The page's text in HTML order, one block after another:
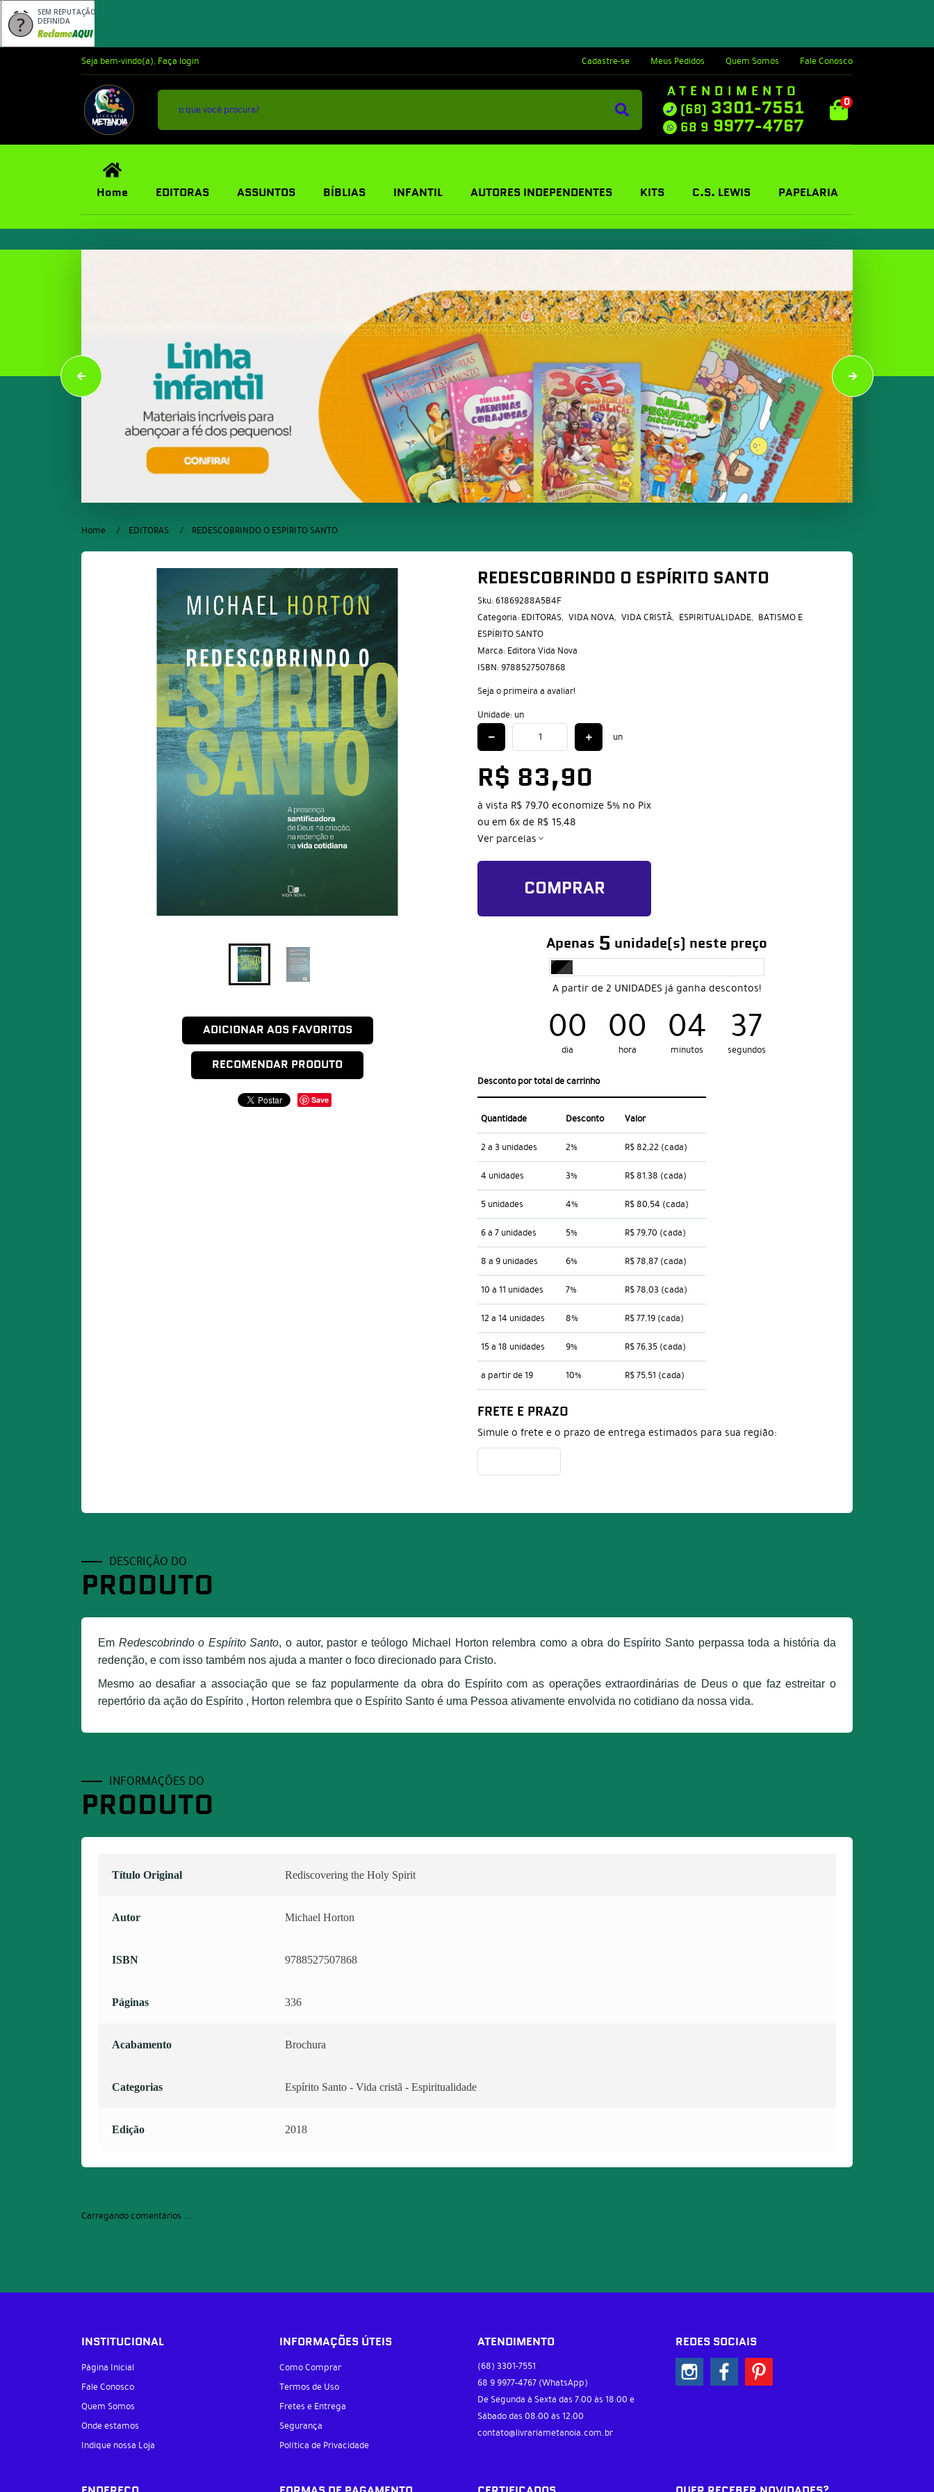
SEM REPUTAÇÃO
DEFINIDA
Seja bem-vindo(a), Faça login Cadastre-se Meus Pedidos Quem Somos Fale Conosco
ATENDIMENTO
(68) 3301-7551
68 9 9977-4767
0
Home EDITORAS ASSUNTOS BÍBLIAS INFANTIL AUTORES INDEPENDENTES KITS C.S. LEWIS PAPELARIA
Home EDITORAS REDESCOBRINDO O ESPÍRITO SANTO
ADICIONAR AOS FAVORITOS
RECOMENDAR PRODUTO
Save
REDESCOBRINDO O ESPÍRITO SANTO
Sku: 61869288A5B4F
Categoria: EDITORAS VIDA NOVA VIDA CRISTÃ ESPIRITUALIDADE BATISMO E
ESPÍRITO SANTO
Marca: Editora Vida Nova
ISBN: 9788527507868
Seja o primeira a avaliar!
Unidade: un
un
R$ 83,90
à vista R$ 79,70 economize 5% no Pix
ou em 6xde R$ 15,48
Ver parcelas
COMPRAR
Apenas 5 unidade(s) neste preço
A partir de 2 UNIDADES já ganha descontos!
00
dia 00
hora 04
minutos 36
segundos
Desconto por total de carrinho
Quantidade Desconto Valor
2 a 3 unidades 2% R$ 82,22 (cada)
4 unidades 3% R$ 81,38 (cada)
5 unidades 4% R$ 80,54 (cada)
6 a 7 unidades 5% R$ 79,70 (cada)
8 a 9 unidades 6% R$ 78,87 (cada)
10 a 11 unidades 7% R$ 78,03 (cada)
12 a 14 unidades 8% R$ 77,19 (cada)
15 a 18 unidades 9% R$ 76,35 (cada)
a partir de 19 10% R$ 75,51 (cada)
FRETE E PRAZO
Simule o frete e o prazo de entrega estimados para sua região:
DESCRIÇÃO DO
PRODUTO
Em Redescobrindo o Espírito Santo, o autor, pastor e teólogo Michael Horton relembra como a obra do Espírito Santo perpassa toda a história da
redenção, e com isso também nos ajuda a manter o foco direcionado para Cristo.
Mesmo ao desafiar a associação que se faz popularmente da obra do Espírito com as operações extraordinárias de Deus o que faz estreitar o
repertório da ação do Espírito , Horton relembra que o Espírito Santo é uma Pessoa ativamente envolvida no cotidiano da nossa vida.
INFORMAÇÕES DO
PRODUTO
Título Original Rediscovering the Holy Spirit
Autor Michael Horton
ISBN 9788527507868
Páginas 336
Acabamento Brochura
Categorias Espírito Santo - Vida cristã - Espiritualidade
Edição 2018
Carregando comentários ...
INSTITUCIONAL
Página Inicial
Fale Conosco
Quem Somos
Onde estamos
Indique nossa Loja
INFORMAÇÕES ÚTEIS
Como Comprar
Termos de Uso
Fretes e Entrega
Segurança
Política de Privacidade
ATENDIMENTO
(68) 3301-7551
68 9 9977-4767 (WhatsApp)
De Segunda à Sexta das 7:00 às 18:00 e
Sábado das 08:00 às 12:00
contato@livrariametanoia.com.br
REDES SOCIAIS